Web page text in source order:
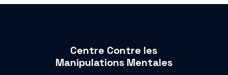
Centre Contre les
Manipulations Mentales